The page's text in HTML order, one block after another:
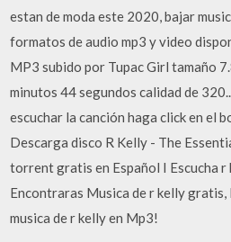
estan de moda este 2020, bajar
formatos de audio mp3 y video
MP3 subido por Tupac Girl tamaño
minutos 44 segundos calidad de
escuchar la canción haga click en el
Descarga disco R Kelly - The
torrent gratis en Español I Escucha r
Encontraras Musica de r kelly gratis,
musica de r kelly en Mp3!